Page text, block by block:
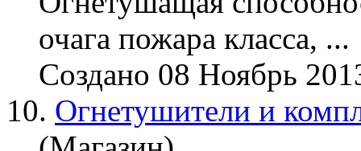
очага пожара класса, ...
Создано 08 Ноябрь
10. Огнетушители и